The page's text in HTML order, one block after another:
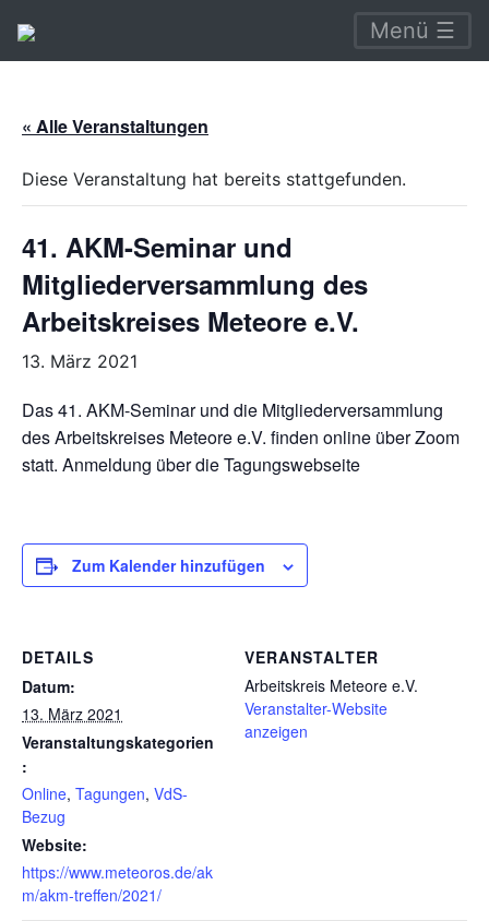
Menü ☰
« Alle Veranstaltungen
Diese Veranstaltung hat bereits stattgefunden.
41. AKM-Seminar und
Mitgliederversammlung des
Arbeitskreises Meteore e.V.
13. März 2021
Das 41. AKM-Seminar und die Mitgliederversammlung
des Arbeitskreises Meteore e.V. finden online über Zoom
statt. Anmeldung über die Tagungswebseite
Zum Kalender hinzufügen
DETAILS
Datum:
13. März 2021
Veranstaltungskategorien
:
Online, Tagungen, VdS-
Bezug
Website:
https://www.meteoros.de/ak
m/akm-treffen/2021/
VERANSTALTER
Arbeitskreis Meteore e.V.
Veranstalter-Website
anzeigen